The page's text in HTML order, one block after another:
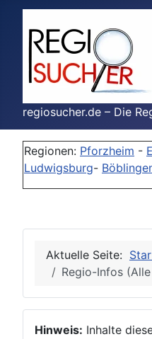
regiosucher.de – Die
Regionen: Pforzheim -
Ludwigsburg-
Aktuelle Seite:
Regio-Infos
Hinweis: Inhalte